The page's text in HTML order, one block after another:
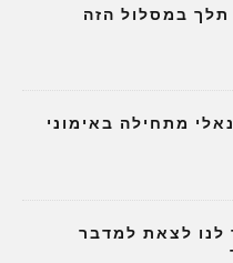
תלך במסלול הזה
מתחילה באימוני
לנו לצאת למדבר